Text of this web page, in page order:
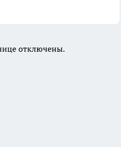
отключены.